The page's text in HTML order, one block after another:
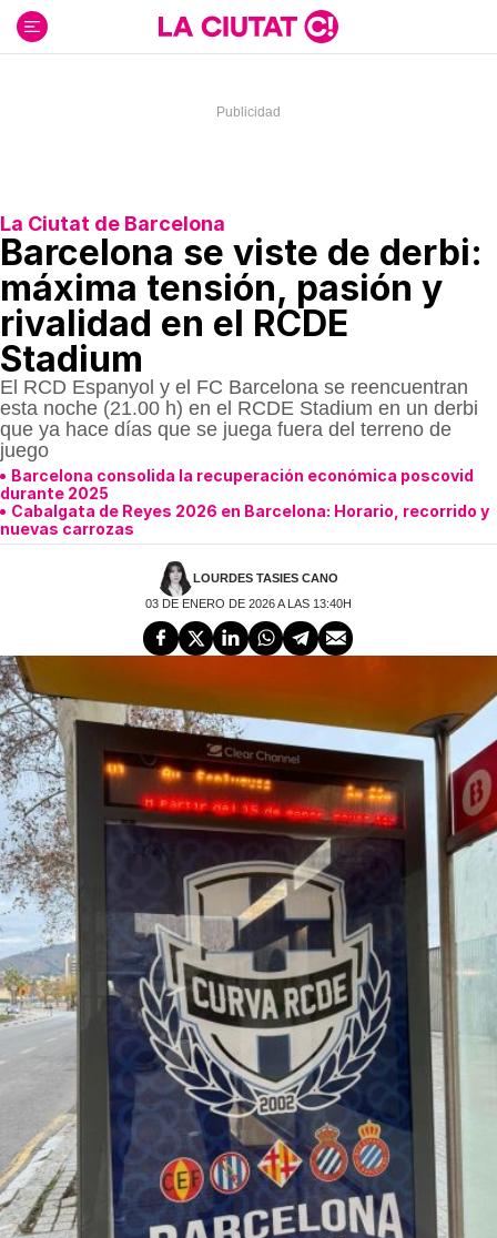
contenido
La Ciutat de Barcelona
Barcelona se viste de derbi:
máxima tensión, pasión y
rivalidad en el RCDE
Stadium
El RCD Espanyol y el FC Barcelona se reencuentran
esta noche (21.00 h) en el RCDE Stadium en un derbi
que ya hace días que se juega fuera del terreno de
juego
Barcelona consolida la recuperación económica poscovid
durante 2025
Cabalgata de Reyes 2026 en Barcelona: Horario, recorrido y
nuevas carrozas
LOURDES TASIES CANO
03 DE ENERO DE 2026 A LAS 13:40H